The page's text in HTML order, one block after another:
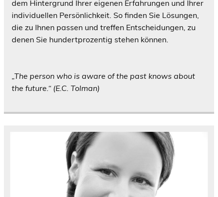
dem Hintergrund Ihrer eigenen Erfahrungen und Ihrer
individuellen Persönlichkeit. So finden Sie Lösungen,
die zu Ihnen passen und treffen Entscheidungen, zu
denen Sie hundertprozentig stehen können.
„The person who is aware of the past knows about
the future.“ (E.C. Tolman)